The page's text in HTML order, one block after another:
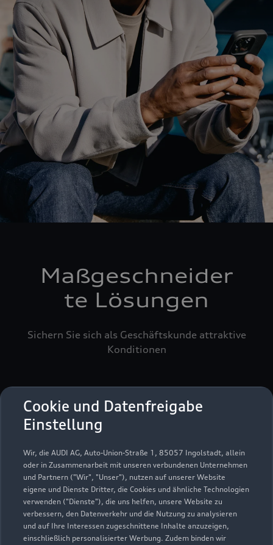
Cookie und Datenfreigabe
Einstellung
Wir, die AUDI AG, Auto-Union-Straße 1, 85057 Ingolstadt, allein
oder in Zusammenarbeit mit unseren verbundenen Unternehmen
und Partnern ("Wir", "Unser"), nutzen auf unserer Website
eigene und Dienste Dritter, die Cookies und ähnliche Technologien
verwenden ("Dienste"), die uns helfen, unsere Website zu
verbessern, den Datenverkehr und die Nutzung zu analysieren
und auf Ihre Interessen zugeschnittene Inhalte anzuzeigen,
einschließlich personalisierter Werbung. Zudem binden wir
Maßgeschneider
te Lösungen
Sichern Sie sich als Geschäftskunde attraktive
Konditionen